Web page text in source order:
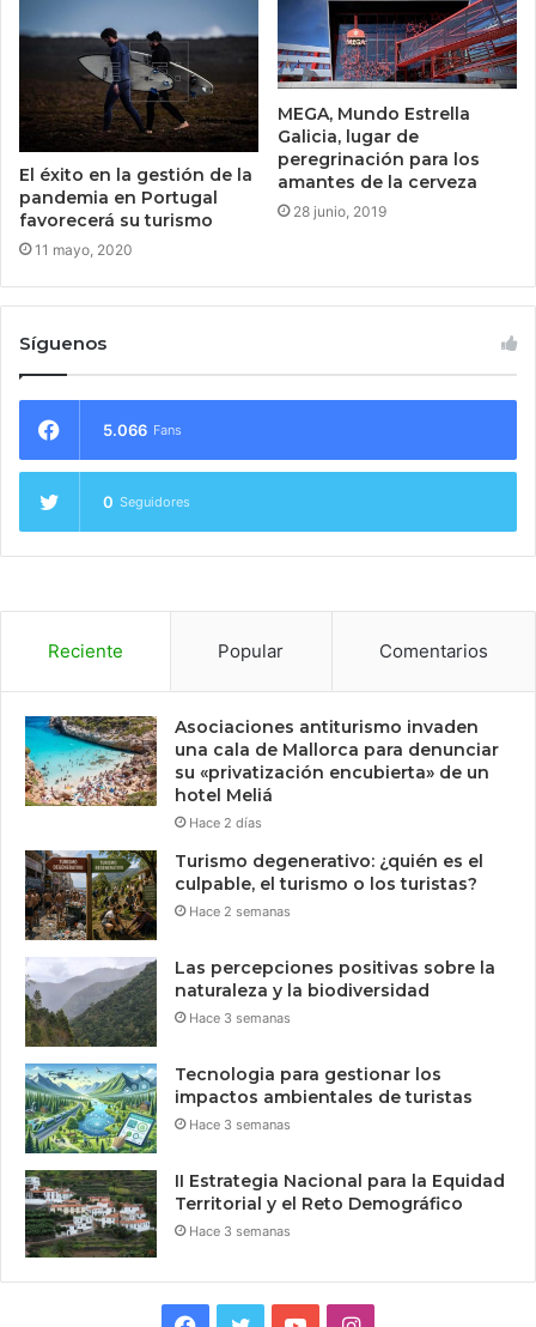
El éxito en la gestión de la
pandemia en Portugal
favorecerá su turismo
11 mayo, 2020
MEGA, Mundo Estrella
Galicia, lugar de
peregrinación para los
amantes de la cerveza
28 junio, 2019
Síguenos
5.066 Fans
0 Seguidores
Reciente Popular Comentarios
Asociaciones antiturismo invaden
una cala de Mallorca para denunciar
su «privatización encubierta» de un
hotel Meliá
Hace 2 días
Turismo degenerativo: ¿quién es el
culpable, el turismo o los turistas?
Hace 2 semanas
Las percepciones positivas sobre la
naturaleza y la biodiversidad
Hace 3 semanas
Tecnologia para gestionar los
impactos ambientales de turistas
Hace 3 semanas
II Estrategia Nacional para la Equidad
Territorial y el Reto Demográfico
Hace 3 semanas